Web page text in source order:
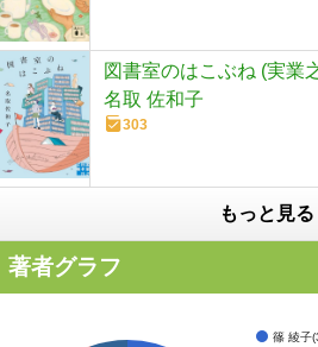
図書室のはこぶね (実業
名取 佐和子
303
もっと見る
著者グラフ
篠 綾子